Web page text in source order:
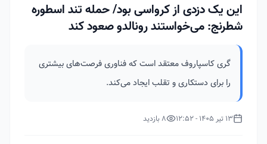
این یک دزدی از کرواسی بود/ حمله تند اسطوره
شطرنج: می‌خواستند رونالدو صعود کند
گری کاسپاروف معتقد است که فناوری فرصت‌های بیشتری
را برای دستکاری و تقلب ایجاد می‌کند.
13 تیر 1405 - 12:52 8 بازدید